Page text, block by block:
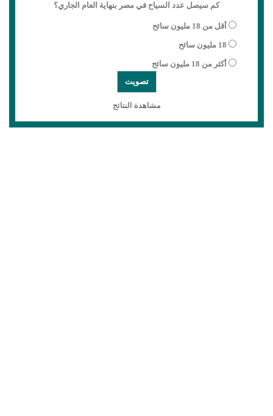
كم سيصل عدد السياح في مصر بنهاية العام الجاري؟
أقل من 18 مليون سائح
18 مليون سائح
أكثر من 18 مليون سائح
مشاهدة النتائج